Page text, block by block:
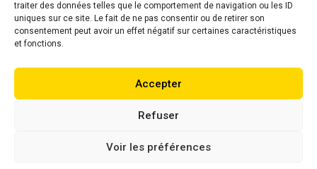
traiter des données telles que le comportement de navigation ou les ID
uniques sur ce site. Le fait de ne pas consentir ou de retirer son
consentement peut avoir un effet négatif sur certaines caractéristiques
et fonctions.
Accepter
Refuser
Voir les préférences
Accueil Batteries
Batteries Plomb Etanche
Chargeurs
| Propulsé parWordPress